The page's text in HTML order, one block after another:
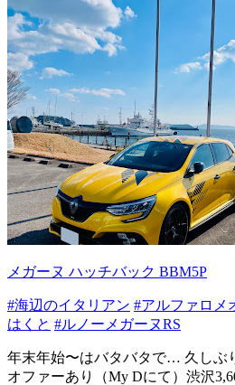
メガーヌ ハッチバック BBM5P
#海辺のイタリアン #アルファロメ
はくと #ルノーメガーヌRS
年末年始〜はバタバタで… 久しぶ
オファーあり（My Dにて）渋沢